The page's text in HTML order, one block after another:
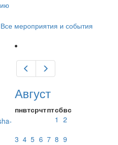
Все мероприятия и события
Предыдущий
Август
пнвтсрчтптсбвс
1 2
3 4 5 6 7 8 9